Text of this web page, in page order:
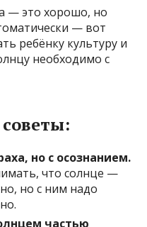
— это хорошо, но
— вот
ребёнку культуру и
необходимо с
но с осознанием.
что солнце —
но с ним надо
частью